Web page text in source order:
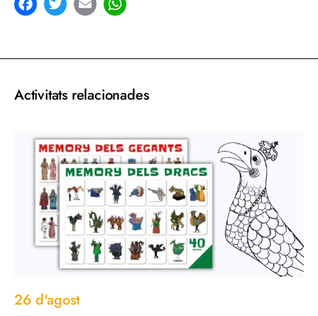
Activitats relacionades
26 d'agost